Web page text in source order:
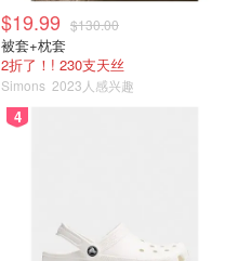
$19.99 $130.00
被套+枕套
2折了！! 230支天丝
Simons 2023人感兴趣
4